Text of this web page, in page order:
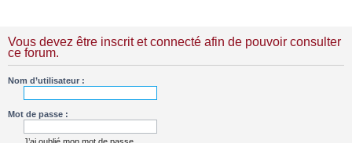
Vous devez être inscrit et connecté afin de pouvoir consulter
ce forum.
Nom d’utilisateur :
Mot de passe :